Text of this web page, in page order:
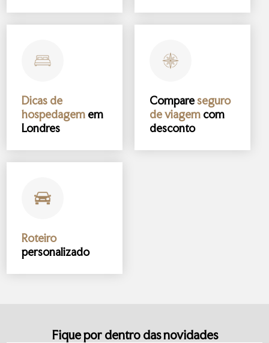
Dicas de
hospedagem em
Londres
Compareseguro
de viagem com
desconto
Roteiro
personalizado
Fique por dentro das novidades